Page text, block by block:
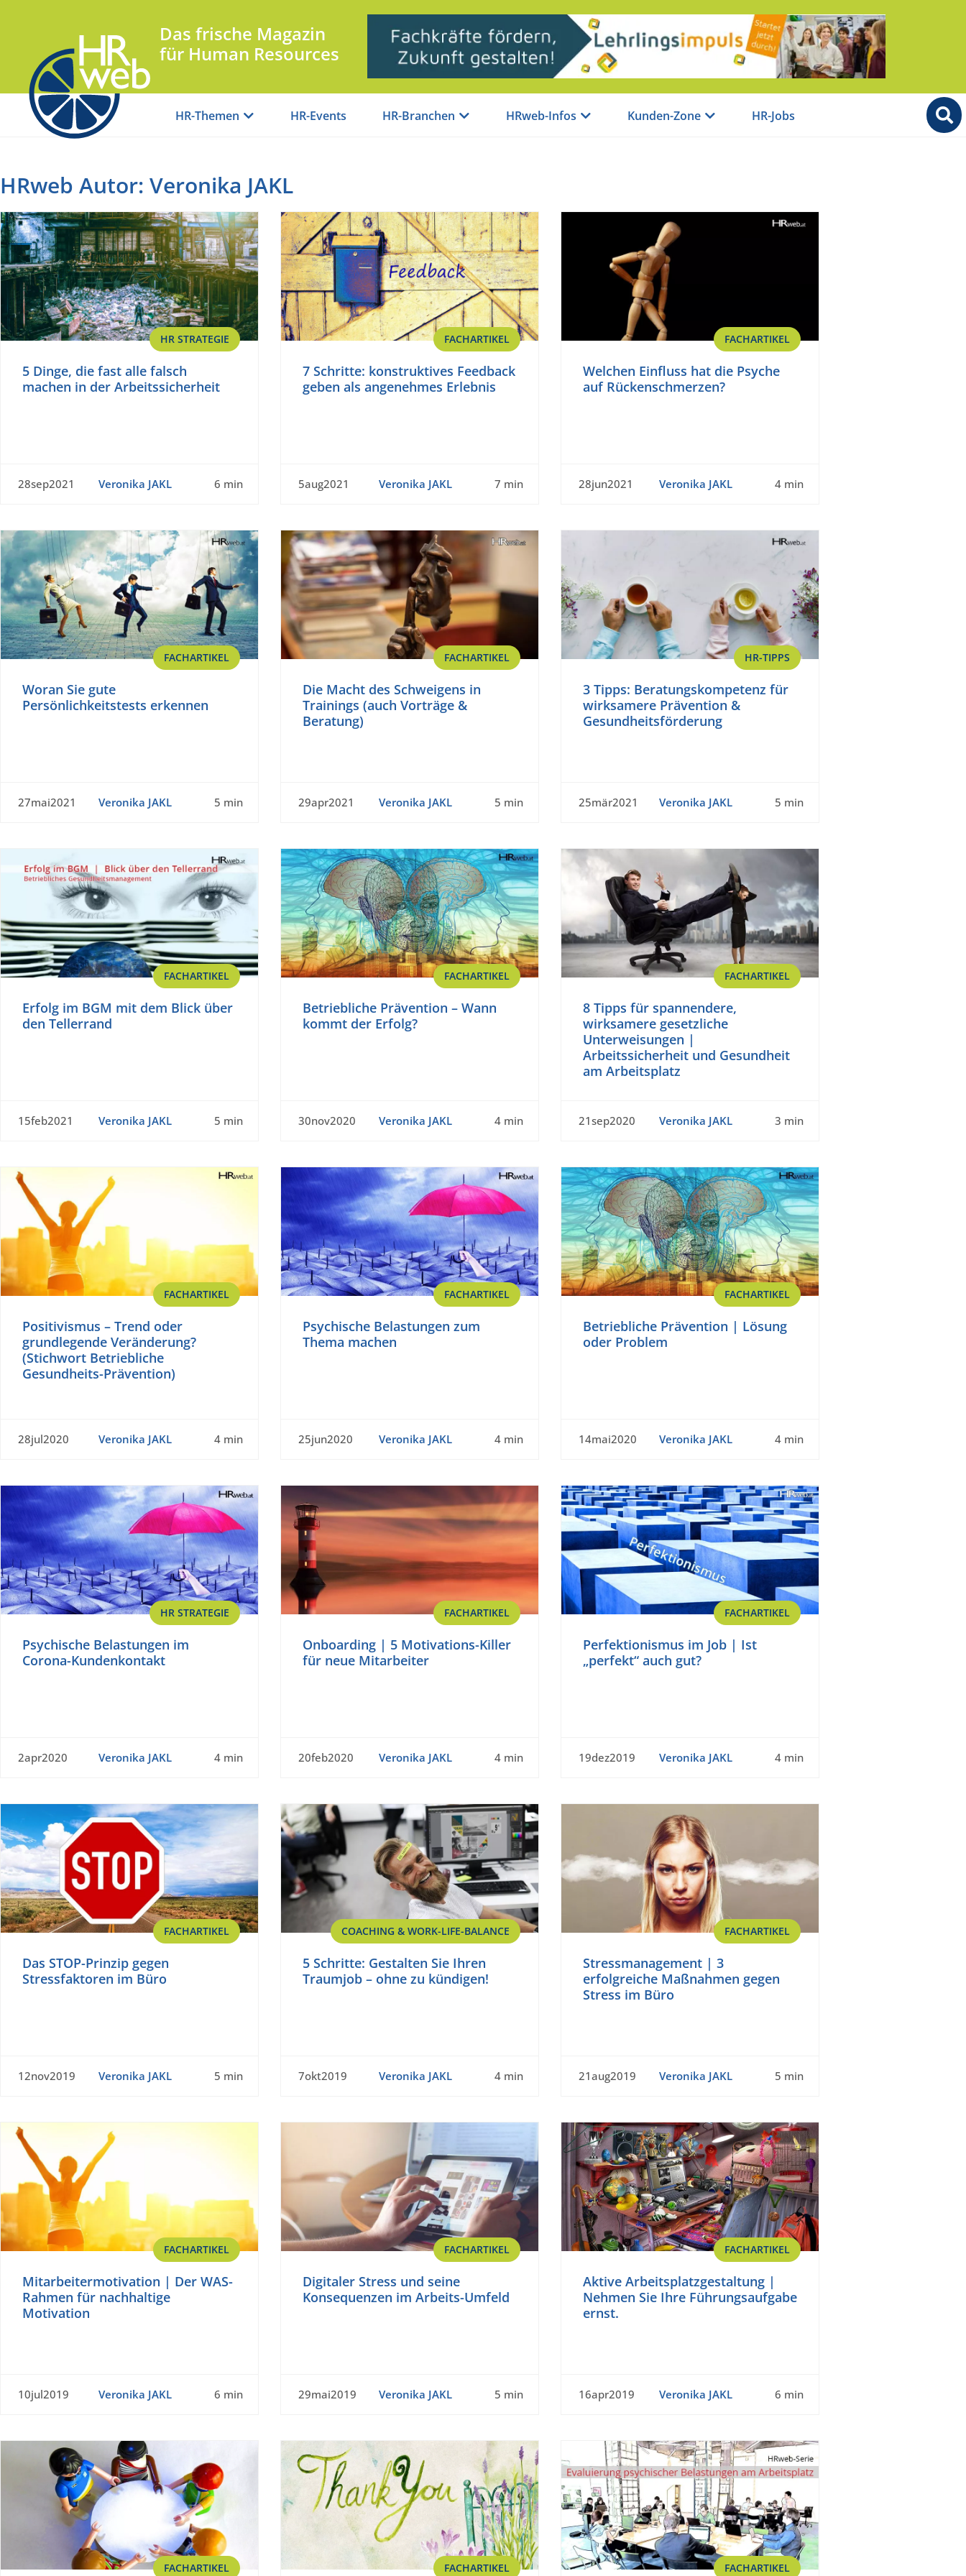
Das frische Magazin
für Human Resources
HR-Themen HR-Events HR-Branchen HRweb-Infos Kunden-Zone HR-Jobs
HRweb Autor: Veronika JAKL
HR STRATEGIE
5 Dinge, die fast alle falsch
machen in der Arbeitssicherheit
28sep2021 Veronika JAKL 6 min
FACHARTIKEL
7 Schritte: konstruktives Feedback
geben als angenehmes Erlebnis
5aug2021 Veronika JAKL 7 min
FACHARTIKEL
Welchen Einfluss hat die Psyche
auf Rückenschmerzen?
28jun2021 Veronika JAKL 4 min
FACHARTIKEL
Woran Sie gute
Persönlichkeitstests erkennen
27mai2021 Veronika JAKL 5 min
FACHARTIKEL
Die Macht des Schweigens in
Trainings (auch Vorträge &
Beratung)
29apr2021 Veronika JAKL 5 min
HR-TIPPS
3 Tipps: Beratungskompetenz für
wirksamere Prävention &
Gesundheitsförderung
25mär2021 Veronika JAKL 5 min
FACHARTIKEL
Erfolg im BGM mit dem Blick über
den Tellerrand
15feb2021 Veronika JAKL 5 min
FACHARTIKEL
Betriebliche Prävention – Wann
kommt der Erfolg?
30nov2020 Veronika JAKL 4 min
FACHARTIKEL
8 Tipps für spannendere,
wirksamere gesetzliche
Unterweisungen |
Arbeitssicherheit und Gesundheit
am Arbeitsplatz
21sep2020 Veronika JAKL 3 min
FACHARTIKEL
Positivismus – Trend oder
grundlegende Veränderung?
(Stichwort Betriebliche
Gesundheits-Prävention)
28jul2020 Veronika JAKL 4 min
FACHARTIKEL
Psychische Belastungen zum
Thema machen
25jun2020 Veronika JAKL 4 min
FACHARTIKEL
Betriebliche Prävention | Lösung
oder Problem
14mai2020 Veronika JAKL 4 min
HR STRATEGIE
Psychische Belastungen im
Corona-Kundenkontakt
2apr2020 Veronika JAKL 4 min
FACHARTIKEL
Onboarding | 5 Motivations-Killer
für neue Mitarbeiter
20feb2020 Veronika JAKL 4 min
FACHARTIKEL
Perfektionismus im Job | Ist
„perfekt“ auch gut?
19dez2019 Veronika JAKL 4 min
FACHARTIKEL
Das STOP-Prinzip gegen
Stressfaktoren im Büro
12nov2019 Veronika JAKL 5 min
COACHING & WORK-LIFE-BALANCE
5 Schritte: Gestalten Sie Ihren
Traumjob – ohne zu kündigen!
7okt2019 Veronika JAKL 4 min
FACHARTIKEL
Stressmanagement | 3
erfolgreiche Maßnahmen gegen
Stress im Büro
21aug2019 Veronika JAKL 5 min
FACHARTIKEL
Mitarbeitermotivation | Der WAS-
Rahmen für nachhaltige
Motivation
10jul2019 Veronika JAKL 6 min
FACHARTIKEL
Digitaler Stress und seine
Konsequenzen im Arbeits-Umfeld
29mai2019 Veronika JAKL 5 min
FACHARTIKEL
Aktive Arbeitsplatzgestaltung |
Nehmen Sie Ihre Führungsaufgabe
ernst.
16apr2019 Veronika JAKL 6 min
FACHARTIKEL FACHARTIKEL FACHARTIKEL